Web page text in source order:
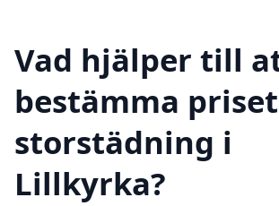
Vad hjälper till
bestämma
storstädning i
Lillkyrka?